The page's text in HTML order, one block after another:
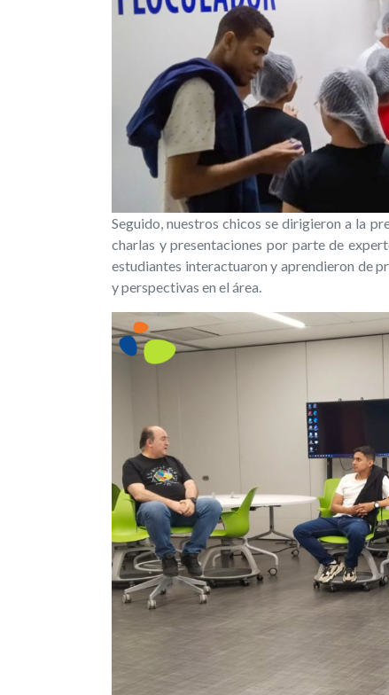
Seguido, nuestros chicos se dirigieron a la
charlas y presentaciones por parte de
estudiantes interactuaron y aprendieron de
y perspectivas en el área.